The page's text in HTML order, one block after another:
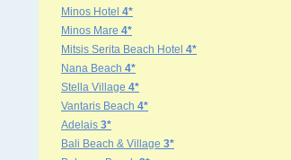
Minos Hotel 4*
Minos Mare 4*
Mitsis Serita Beach Hotel 4*
Nana Beach 4*
Stella Village 4*
Vantaris Beach 4*
Adelais 3*
Bali Beach & Village 3*